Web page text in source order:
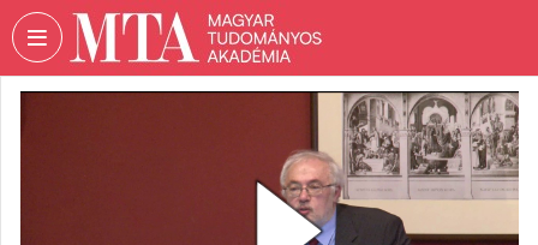
Skip header Skip menu Skip content